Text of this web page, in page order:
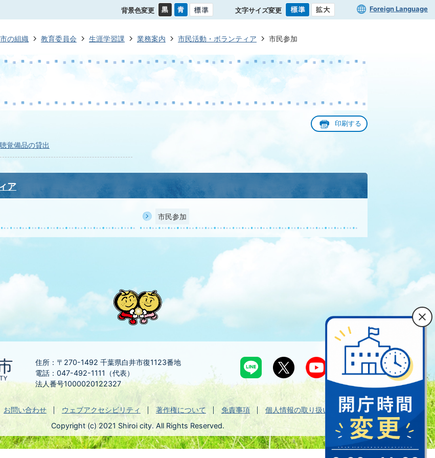
背景色変更 文字サイズ変更 Foreign Language
市の組織 教育委員会 生涯学習課 業務案内 市民活動・ボランティア 市民参加
印刷する
覚備品の貸出
ア
市民参加
住所：〒270-1492 千葉県白井市復1123番地
電話：047-492-1111（代表）
法人番号1000020122327
お問い合わせ ウェブアクセシビリティ 著作権について 免責事項
個人情報の取り扱い
Copyright (c) 2021 Shiroi city. All Rights Reserved.